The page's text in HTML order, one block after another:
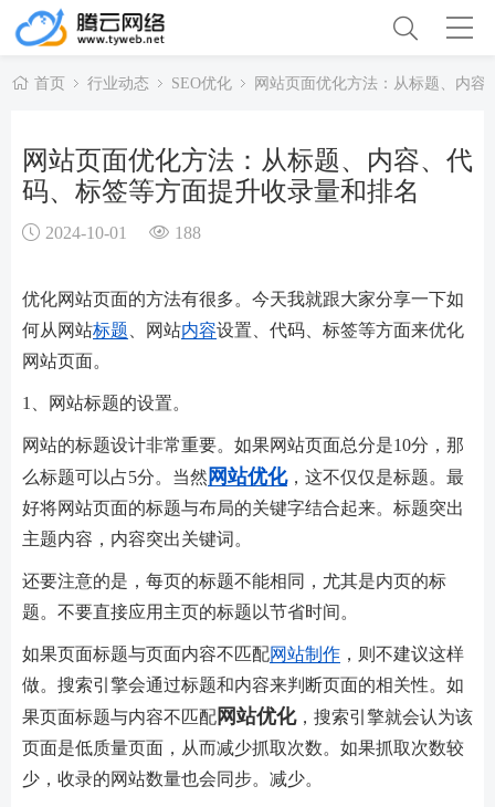
首页 行业动态 SEO优化 网站页面优化方法：从标题、内
网站页面优化方法：从标题、内容、代
码、标签等方面提升收录量和排名
2024-10-01 188
优化网站页面的方法有很多。今天我就跟大家分享一下如
何从网站标题 、网站内容设置、代码、标签等方面来优化
网站页面。
1、网站标题的设置。
网站的标题设计非常重要。如果网站页面总分是10分，那
么标题可以占5分。当然 网站优化，这不仅仅是标题。最
好将网站页面的标题与布局的关键字结合起来。标题突出
主题内容，内容突出关键词。
还要注意的是，每页的标题不能相同，尤其是内页的标
题。不要直接应用主页的标题以节省时间。
如果页面标题与页面内容不匹配网站制作 ，则不建议这样
做。搜索引擎会通过标题和内容来判断页面的相关性。如
果页面标题与内容不匹配 网站优化，搜索引擎就会认为该
页面是低质量页面，从而减少抓取次数。如果抓取次数较
少，收录的网站数量也会同步。减少。